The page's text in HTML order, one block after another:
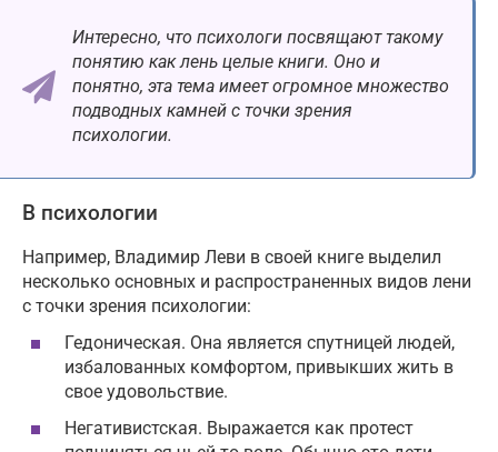
Интересно, что психологи посвящают такому
понятию как лень целые книги. Оно и
понятно, эта тема имеет огромное множество
подводных камней с точки зрения
психологии.
В психологии
Например, Владимир Леви в своей книге выделил
несколько основных и распространенных видов лени
с точки зрения психологии:
Гедоническая. Она является спутницей людей,
избалованных комфортом, привыкших жить в
свое удовольствие.
Негативистская. Выражается как протест